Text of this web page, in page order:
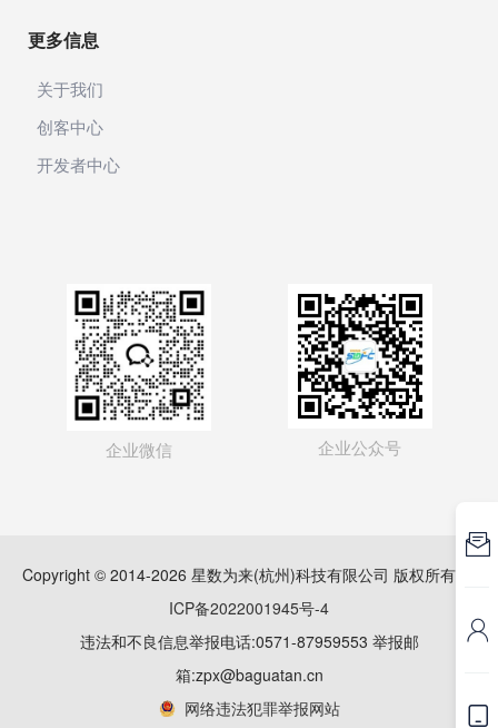
更多信息
关于我们
创客中心
开发者中心
企业微信 企业公众号
Copyright © 2014-2026 星数为来(杭州)科技有限公司 版权所有
ICP备2022001945号-4
违法和不良信息举报电话:0571-87959553 举报邮
箱:zpx@baguatan.cn
网络违法犯罪举报网站


